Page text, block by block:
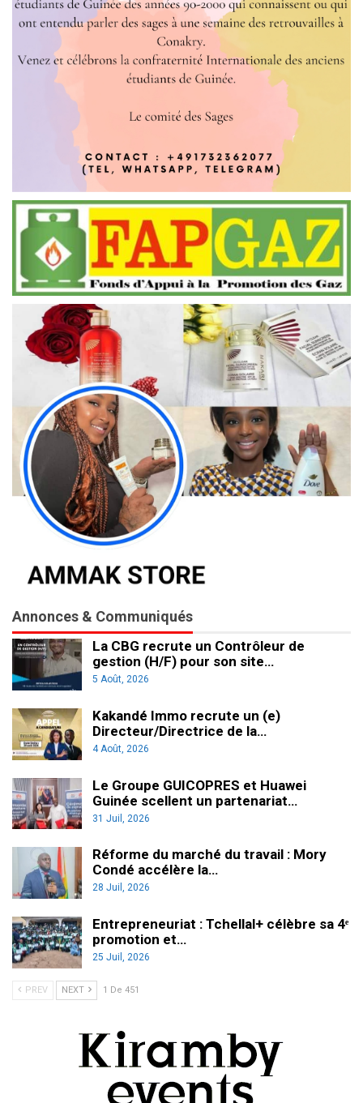
Annonces & Communiqués
La CBG recrute un Contrôleur de
gestion (H/F) pour son site…
5 Août, 2026
Kakandé Immo recrute un (e)
Directeur/Directrice de la…
4 Août, 2026
Le Groupe GUICOPRES et Huawei
Guinée scellent un partenariat…
31 Juil, 2026
Réforme du marché du travail : Mory
Condé accélère la…
28 Juil, 2026
Entrepreneuriat : Tchellal+ célèbre sa 4ᵉ
promotion et…
25 Juil, 2026
PREV NEXT 1 De 451